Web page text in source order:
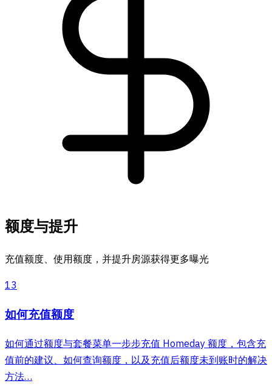
额度与提升
充值额度、使用额度，并提升房源获得更多曝光
13
如何充值额度
如何通过额度与套餐菜单一步步充值 Homeday 额度，包含充
值前的建议、如何查询额度，以及充值后额度未到账时的解决
方法…